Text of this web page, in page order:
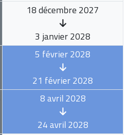
18 décembre 2027
3 janvier 2028
5 février 2028
21 février 2028
8 avril 2028
24 avril 2028